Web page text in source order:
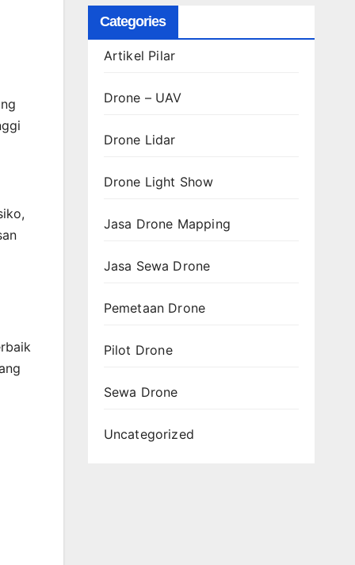
Categories
Artikel Pilar
Drone – UAV
Drone Lidar
Drone Light Show
Jasa Drone Mapping
Jasa Sewa Drone
Pemetaan Drone
Pilot Drone
Sewa Drone
Uncategorized